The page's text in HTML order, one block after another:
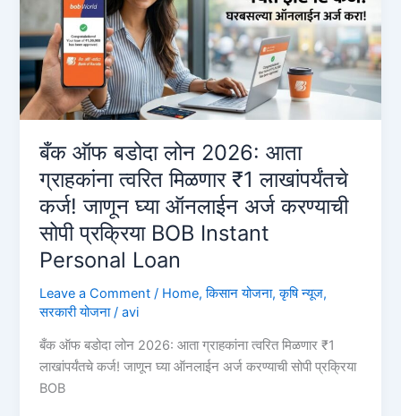
₹५०,०००
ते
₹२०,००,०००
पर्यंत
इन्स्टंट
लोन
कसे
मिळवायचे?
(संपूर्ण
माहिती)
बँक ऑफ बडोदा लोन 2026: आता
ग्राहकांना त्वरित मिळणार ₹1 लाखांपर्यंतचे
कर्ज! जाणून घ्या ऑनलाईन अर्ज करण्याची
सोपी प्रक्रिया BOB Instant
Personal Loan
Leave a Comment / Home,किसान योजना,कृषि न्यूज,
सरकारी योजना/avi
बँक ऑफ बडोदा लोन 2026: आता ग्राहकांना त्वरित मिळणार ₹1
लाखांपर्यंतचे कर्ज! जाणून घ्या ऑनलाईन अर्ज करण्याची सोपी प्रक्रिया
BOB